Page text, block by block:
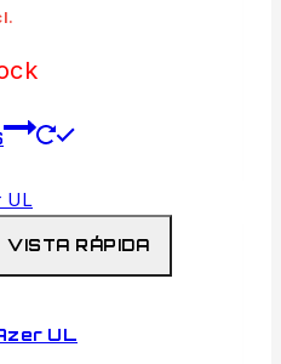
VISTA RÁPIDA
UL